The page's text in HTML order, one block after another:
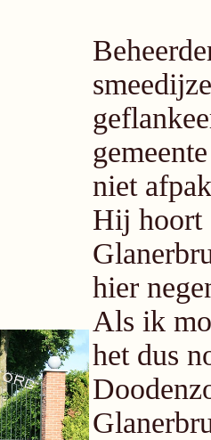
niet
Hij hoort
hier
Als ik
het dus